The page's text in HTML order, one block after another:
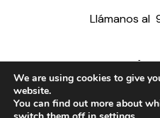
Llámanos al
We are using cookies to give
website.
You can find out more about